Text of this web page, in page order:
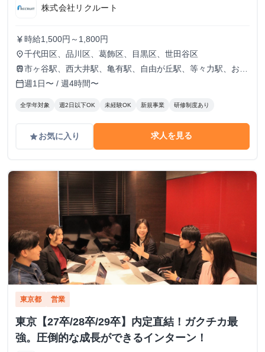
株式会社リクルート
currency_yen 時給1,500円～1,800円
place千代田区、品川区、葛飾区、目黒区、世田谷区
train市ヶ谷駅、西大井駅、亀有駅、自由が丘駅、等々力駅、お花
茶屋駅
calendar_today週1日〜 / 週4時間〜
全学年対象 週2日以下OK 未経験OK 新規事業 研修制度あり
gradeお気に入り 求人を見る
東京都 営業
東京【27卒/28卒/29卒】内定直結！ガクチカ最
強。圧倒的な成長ができるインターン！